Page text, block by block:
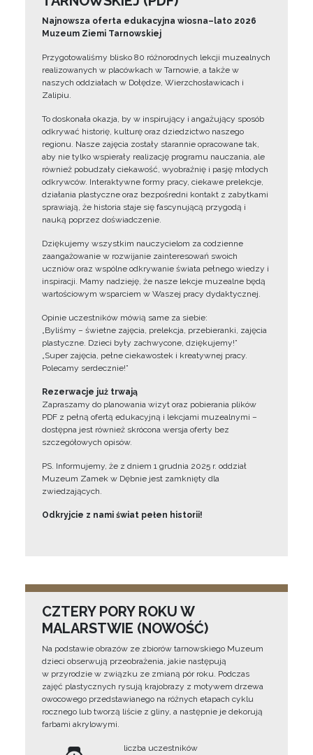
Najnowsza oferta edukacyjna wiosna–lato 2026
Muzeum Ziemi Tarnowskiej
Przygotowaliśmy blisko 80 różnorodnych lekcji muzealnych
realizowanych w placówkach w Tarnowie, a także w
naszych oddziałach w Dołędze, Wierzchosławicach i
Zalipiu.
To doskonała okazja, by w inspirujący i angażujący sposób
odkrywać historię, kulturę oraz dziedzictwo naszego
regionu. Nasze zajęcia zostały starannie opracowane tak,
aby nie tylko wspierały realizację programu nauczania, ale
również pobudzały ciekawość, wyobraźnię i pasję młodych
odkrywców. Interaktywne formy pracy, ciekawe prelekcje,
działania plastyczne oraz bezpośredni kontakt z zabytkami
sprawiają, że historia staje się fascynującą przygodą i
nauką poprzez doświadczenie.
Dziękujemy wszystkim nauczycielom za codzienne
zaangażowanie w rozwijanie zainteresowań swoich
uczniów oraz wspólne odkrywanie świata pełnego wiedzy i
inspiracji. Mamy nadzieję, że nasze lekcje muzealne będą
wartościowym wsparciem w Waszej pracy dydaktycznej.
Opinie uczestników mówią same za siebie:
„Byliśmy – świetne zajęcia, prelekcja, przebieranki, zajęcia
plastyczne. Dzieci były zachwycone, dziękujemy!”
„Super zajęcia, pełne ciekawostek i kreatywnej pracy.
Polecamy serdecznie!”
Rezerwacje już trwają
Zapraszamy do planowania wizyt oraz pobierania plików
PDF z pełną ofertą edukacyjną i lekcjami muzealnymi –
dostępna jest również skrócona wersja oferty bez
szczegółowych opisów.
PS. Informujemy, że z dniem 1 grudnia 2025 r. oddział
Muzeum Zamek w Dębnie jest zamknięty dla
zwiedzających.
Odkryjcie z nami świat pełen historii!
CZTERY PORY ROKU W
MALARSTWIE (NOWOŚĆ)
Na podstawie obrazów ze zbiorów tarnowskiego Muzeum
dzieci obserwują przeobrażenia, jakie następują
w przyrodzie w związku ze zmianą pór roku. Podczas
zajęć plastycznych rysują krajobrazy z motywem drzewa
owocowego przedstawianego na różnych etapach cyklu
rocznego lub tworzą liście z gliny, a następnie je dekorują
farbami akrylowymi.
liczba uczestników